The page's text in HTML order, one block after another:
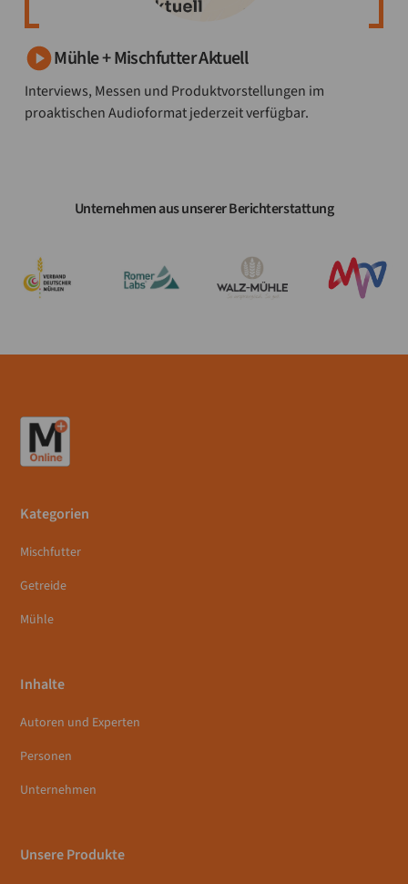
Mühle + Mischfutter Aktuell
Interviews, Messen und Produktvorstellungen im
proaktischen Audioformat jederzeit verfügbar.
Unternehmen aus unserer Berichterstattung
Kategorien
Mischfutter
Getreide
Mühle
Inhalte
Autoren und Experten
Personen
Unternehmen
Unsere Produkte